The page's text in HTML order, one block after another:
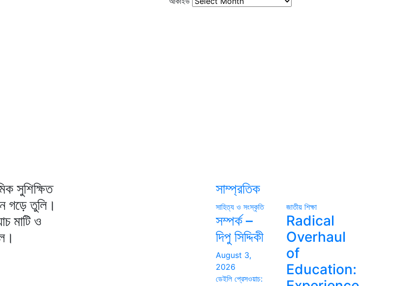
সুশিক্ষিত
গড়ে তুলি।
মাটি ও
সাম্প্রতিক
সাহিত্য ও সংস্কৃতি
সম্পর্ক –
দিপু সিদ্দিকী
August 3,
2026
ডেইলি প্রেসওয়াচ:
জাতীয় শিক্ষা
Radical
Overhaul
of
Education: